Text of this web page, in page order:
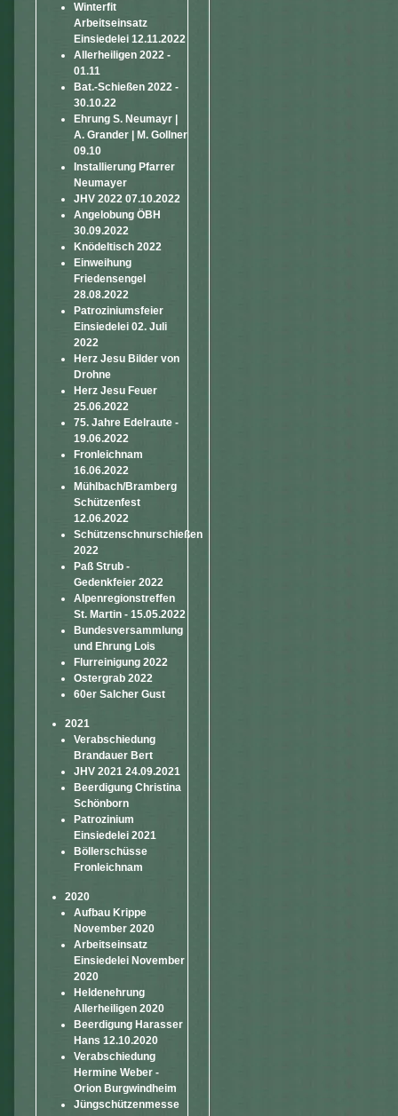
Winterfit
Arbeitseinsatz
Einsiedelei 12.11.2022
Allerheiligen 2022 -
01.11
Bat.-Schießen 2022 -
30.10.22
Ehrung S. Neumayr |
A. Grander | M. Gollner
09.10
Installierung Pfarrer
Neumayer
JHV 2022 07.10.2022
Angelobung ÖBH
30.09.2022
Knödeltisch 2022
Einweihung
Friedensengel
28.08.2022
Patroziniumsfeier
Einsiedelei 02. Juli
2022
Herz Jesu Bilder von
Drohne
Herz Jesu Feuer
25.06.2022
75. Jahre Edelraute -
19.06.2022
Fronleichnam
16.06.2022
Mühlbach/Bramberg
Schützenfest
12.06.2022
Schützenschnurschießen
2022
Paß Strub -
Gedenkfeier 2022
Alpenregionstreffen
St. Martin - 15.05.2022
Bundesversammlung
und Ehrung Lois
Flurreinigung 2022
Ostergrab 2022
60er Salcher Gust
2021
Verabschiedung
Brandauer Bert
JHV 2021 24.09.2021
Beerdigung Christina
Schönborn
Patrozinium
Einsiedelei 2021
Böllerschüsse
Fronleichnam
2020
Aufbau Krippe
November 2020
Arbeitseinsatz
Einsiedelei November
2020
Heldenehrung
Allerheiligen 2020
Beerdigung Harasser
Hans 12.10.2020
Verabschiedung
Hermine Weber -
Orion Burgwindheim
Jüngschützenmesse